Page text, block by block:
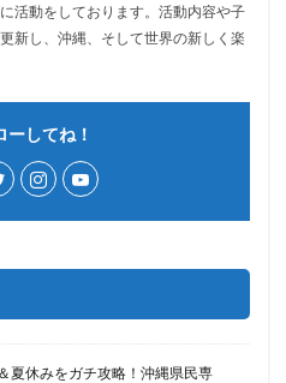
活動をしております。活動内容や子
新し、沖縄、そして世界の新しく楽
ーしてね！
夏休みをガチ攻略！沖縄県民専